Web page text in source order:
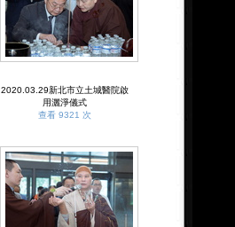
2020.03.29新北市立土城醫院啟
用灑淨儀式
查看 9321 次